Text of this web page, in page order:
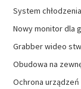
System
Nowy monitor dla
Grabber wideo
Obudowa na
Ochrona